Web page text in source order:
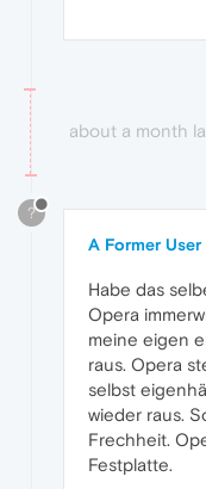
about a month
?
A Former User
Habe das
Opera
meine eigen
raus. Opera
selbst
wieder raus.
Frechheit.
Festplatte.